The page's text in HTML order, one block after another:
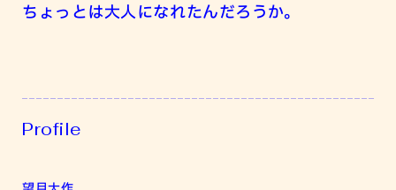
ちょっとは大人になれたんだろうか。
Profile